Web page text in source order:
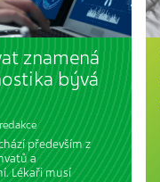
znamená
bývá
především z
a
Lékaři musí